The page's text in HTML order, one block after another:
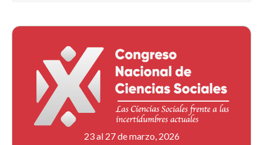
23 al 27 de marzo, 2026